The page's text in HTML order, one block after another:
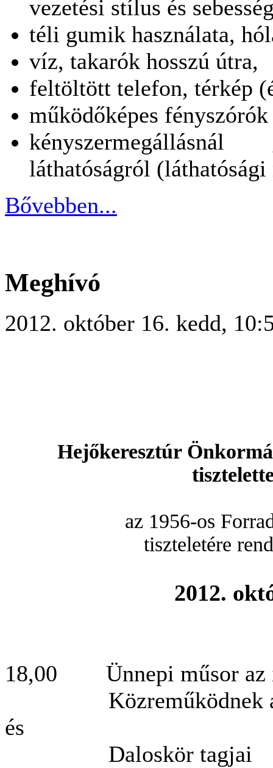
vezetési stílus és
téli gumik használata,
víz, takarók hosszú útra,
feltöltött telefon, térkép
működőképes
láthatóságról
Bővebben...
Meghívó
2012. október 16. kedd,
Hejőkeresztúr
az 1956-os
tiszteletére
2012.
18,00 Ünnepi műsor az
Közreműködnek a
és
Daloskör tagjai